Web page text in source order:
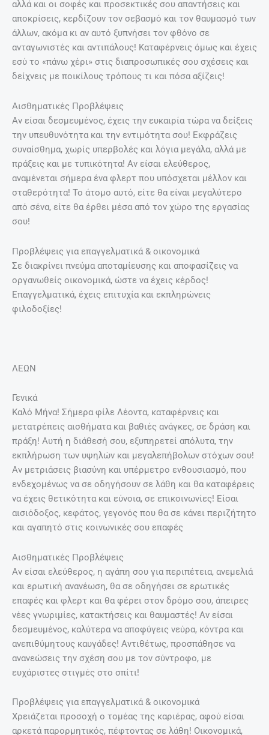
αλλά και οι σοφές και προσεκτικές σου απαντήσεις και
αποκρίσεις, κερδίζουν τον σεβασμό και τον θαυμασμό των
άλλων, ακόμα κι αν αυτό ξυπνήσει τον φθόνο σε
ανταγωνιστές και αντιπάλους! Καταφέρνεις όμως και έχεις
εσύ το «πάνω χέρι» στις διαπροσωπικές σου σχέσεις και
δείχνεις με ποικίλους τρόπους τι και πόσα αξίζεις!
Αισθηματικές Προβλέψεις
Αν είσαι δεσμευμένος, έχεις την ευκαιρία τώρα να δείξεις
την υπευθυνότητα και την εντιμότητα σου! Εκφράζεις
συναίσθημα, χωρίς υπερβολές και λόγια μεγάλα, αλλά με
πράξεις και με τυπικότητα! Αν είσαι ελεύθερος,
αναμένεται σήμερα ένα φλερτ που υπόσχεται μέλλον και
σταθερότητα! Το άτομο αυτό, είτε θα είναι μεγαλύτερο
από σένα, είτε θα έρθει μέσα από τον χώρο της εργασίας
σου!
Προβλέψεις για επαγγελματικά & οικονομικά
Σε διακρίνει πνεύμα αποταμίευσης και αποφασίζεις να
οργανωθείς οικονομικά, ώστε να έχεις κέρδος!
Επαγγελματικά, έχεις επιτυχία και εκπληρώνεις
φιλοδοξίες!
ΛΕΩΝ
Γενικά
Καλό Μήνα! Σήμερα φίλε Λέοντα, καταφέρνεις και
μετατρέπεις αισθήματα και βαθιές ανάγκες, σε δράση και
πράξη! Αυτή η διάθεσή σου, εξυπηρετεί απόλυτα, την
εκπλήρωση των υψηλών και μεγαλεπήβολων στόχων σου!
Αν μετριάσεις βιασύνη και υπέρμετρο ενθουσιασμό, που
ενδεχομένως να σε οδηγήσουν σε λάθη και θα καταφέρεις
να έχεις θετικότητα και εύνοια, σε επικοινωνίες! Είσαι
αισιόδοξος, κεφάτος, γεγονός που θα σε κάνει περιζήτητο
και αγαπητό στις κοινωνικές σου επαφές
Αισθηματικές Προβλέψεις
Αν είσαι ελεύθερος, η αγάπη σου για περιπέτεια, ανεμελιά
και ερωτική ανανέωση, θα σε οδηγήσει σε ερωτικές
επαφές και φλερτ και θα φέρει στον δρόμο σου, άπειρες
νέες γνωριμίες, κατακτήσεις και θαυμαστές! Αν είσαι
δεσμευμένος, καλύτερα να αποφύγεις νεύρα, κόντρα και
ανεπιθύμητους καυγάδες! Αντιθέτως, προσπάθησε να
ανανεώσεις την σχέση σου με τον σύντροφο, με
ευχάριστες στιγμές στο σπίτι!
Προβλέψεις για επαγγελματικά & οικονομικά
Χρειάζεται προσοχή ο τομέας της καριέρας, αφού είσαι
αρκετά παρορμητικός, πέφτοντας σε λάθη! Οικονομικά,